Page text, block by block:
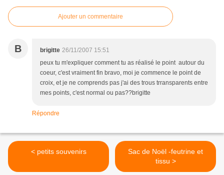
Ajouter un commentaire
B brigitte 26/11/2007 15:51
peux tu m'expliquer comment tu as réalisé le point autour du
coeur, c'est vraiment fin bravo, moi je commence le point de
croix, et je ne comprends pas j'ai des trous trransparents entre
mes points, c'est normal ou pas??brigitte
Répondre
< petits souvenirs
Sac de Noël -feutrine et
tissu >